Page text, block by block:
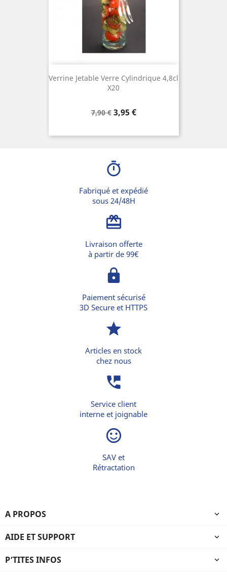
Verrine Jetable Verre Cylindrique 4,8cl
X20
Prix
7,90 € Prix
3,95 €
timer
Fabriqué et expédié
sous 24/48H
card_giftcard
Livraison offerte
à partir de 99€
lock
Paiement sécurisé
3D Secure et HTTPS
star
Articles en stock
chez nous
perm_phone_msg
Service client
interne et joignable
sentiment_satisfied_alt
SAV et
Rétractation
A PROPOS 
AIDE ET SUPPORT 
P’TITES INFOS 